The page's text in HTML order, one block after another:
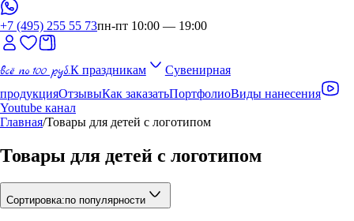
+7 (495) 255 55 73пн-пт 10:00 — 19:00
всё по 100 руб.К праздникам
Сувенирная
продукцияОтзывыКак заказатьПортфолиоВиды нанесения
Youtube канал
Главная/Товары для детей с логотипом
Товары для детей с логотипом
Сортировка:по популярности